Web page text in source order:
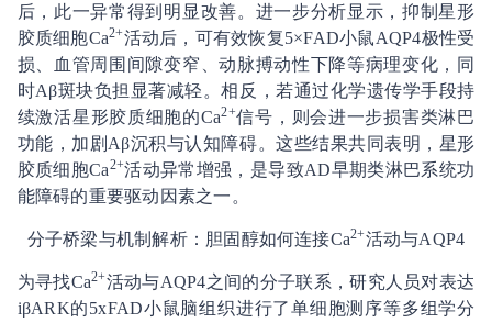
后，此一异常得到明显改善。进一步分析显示，抑制星形
胶质细胞Ca2+活动后，可有效恢复5×FAD小鼠AQP4极性受
损、血管周围间隙变窄、动脉搏动性下降等病理变化，同
时Aβ斑块负担显著减轻。相反，若通过化学遗传学手段持
续激活星形胶质细胞的Ca2+信号，则会进一步损害类淋巴
功能，加剧Aβ沉积与认知障碍。这些结果共同表明，星形
胶质细胞Ca2+活动异常增强，是导致AD早期类淋巴系统功
能障碍的重要驱动因素之一。
分子桥梁与机制解析：胆固醇如何连接Ca2+活动与AQP4
为寻找Ca2+活动与AQP4之间的分子联系，研究人员对表达
iβARK的5xFAD小鼠脑组织进行了单细胞测序等多组学分